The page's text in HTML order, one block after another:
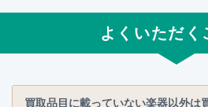
よくいただく
買取品目に載っていない楽器以外は